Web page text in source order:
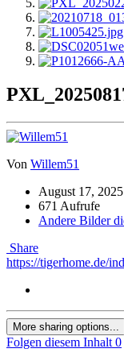
Von Willem51
August 17, 2025
671 Aufrufe
Andere Bilder
Share
https://tigerhome.de/
More sharing options...
Folgen diesem Inhalt 0